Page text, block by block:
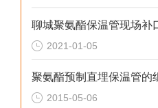
聊城聚氨酯保温管现场补
2021-01-05
聚氨酯预制直埋保温管的
2015-05-06